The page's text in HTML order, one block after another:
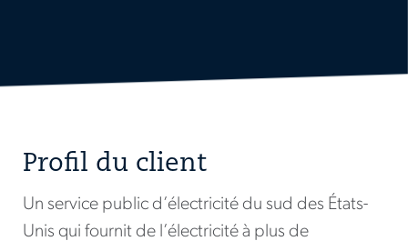
Profil du client
Un service public d’électricité du sud des États-
Unis qui fournit de l’électricité à plus de